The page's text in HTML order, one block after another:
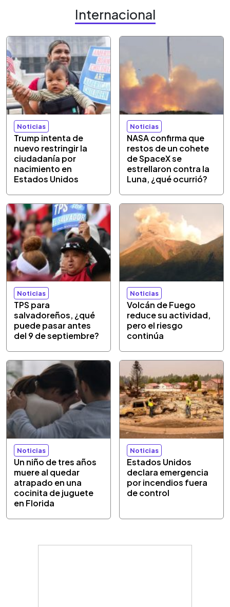
Internacional
Noticias
Trump intenta de
nuevo restringir la
ciudadanía por
nacimiento en
Estados Unidos
Noticias
NASA confirma que
restos de un cohete
de SpaceX se
estrellaron contra la
Luna, ¿qué ocurrió?
Noticias
TPS para
salvadoreños, ¿qué
puede pasar antes
del 9 de septiembre?
Noticias
Volcán de Fuego
reduce su actividad,
pero el riesgo
continúa
Noticias
Un niño de tres años
muere al quedar
atrapado en una
cocinita de juguete
en Florida
Noticias
Estados Unidos
declara emergencia
por incendios fuera
de control